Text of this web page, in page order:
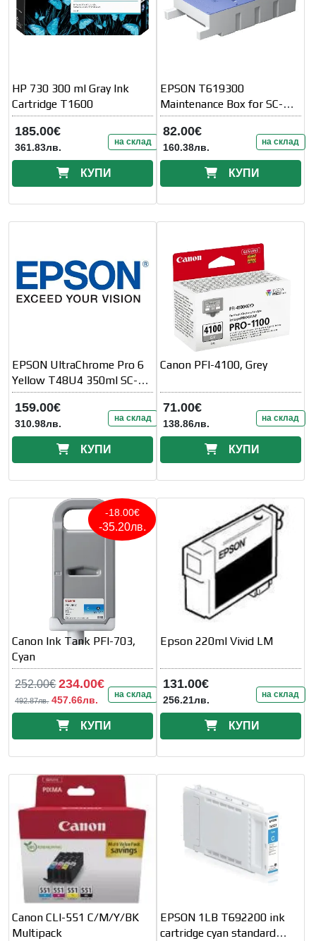
HP 730 300 ml Gray Ink
Cartridge T1600
185.00€
361.83лв. на склад
КУПИ
EPSON T619300
Maintenance Box for SC-
T3000/SC-T5000/SC-
T7000
82.00€
160.38лв. на склад
КУПИ
EPSON UltraChrome Pro 6
Yellow T48U4 350ml SC-
P8500
159.00€
310.98лв. на склад
КУПИ
Canon PFI-4100, Grey
71.00€
138.86лв. на склад
КУПИ
-18.00€
-35.20лв.
Canon Ink Tank PFI-703,
Cyan
252.00€ 234.00€
492.87лв. 457.66лв. на склад
КУПИ
Epson 220ml Vivid LM
131.00€
256.21лв. на склад
КУПИ
Canon CLI-551 C/M/Y/BK
Multipack
EPSON 1LB T692200 ink
cartridge cyan standard